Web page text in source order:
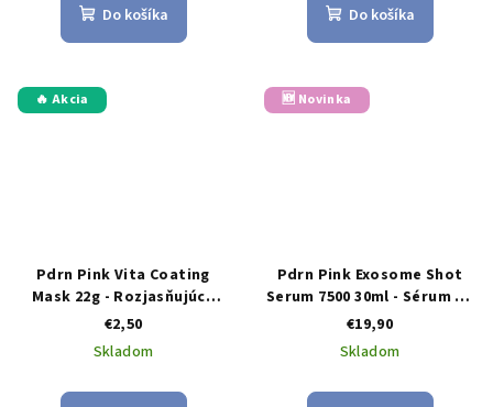
Do košíka Do košíka
🔥 Akcia
Pdrn Pink Vita Coating
Mask 22g - Rozjasňujúca
plátenná maska s PDRN a
kolagénom
€2,50
Skladom
🆕 Novinka
Pdrn Pink Exosome Shot
Serum 7500 30ml - Sérum na
tvár s polynukleotidmi a
exozómami
€19,90
Skladom